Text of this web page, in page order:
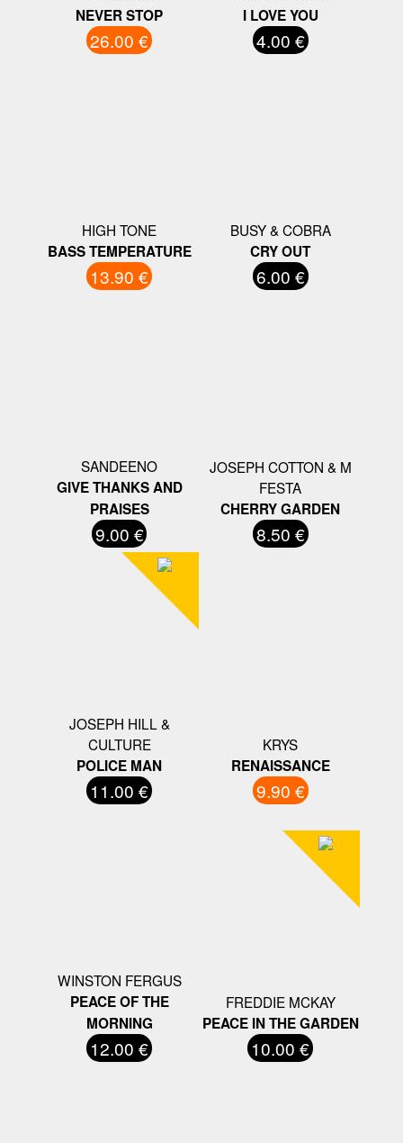
NEVER STOP
26.00 €
I LOVE YOU
4.00 €
HIGH TONE
BASS TEMPERATURE
13.90 €
BUSY & COBRA
CRY OUT
6.00 €
SANDEENO
GIVE THANKS AND
PRAISES
9.00 €
JOSEPH COTTON & M
FESTA
CHERRY GARDEN
8.50 €
JOSEPH HILL &
CULTURE
POLICE MAN
11.00 €
KRYS
RENAISSANCE
9.90 €
WINSTON FERGUS
PEACE OF THE
MORNING
12.00 €
FREDDIE MCKAY
PEACE IN THE GARDEN
10.00 €